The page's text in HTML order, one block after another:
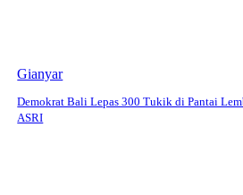
Gianyar
Demokrat Bali Lepas 300 Tukik di Pantai
ASRI